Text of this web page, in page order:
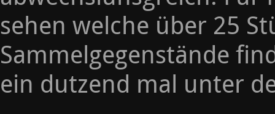
sehen welche über 25
Sammelgegenstände
ein dutzend mal unter